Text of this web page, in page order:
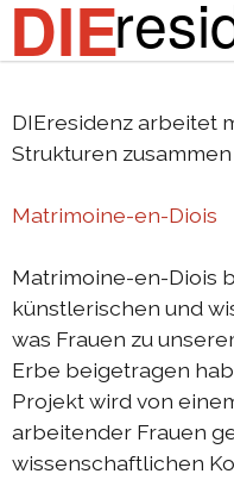
DIE
über uns
DIEresidenz Berlin
Austausch Die-
Austausch Berlin-
DIEresidenz Berlin
DIEresidenz arbeitet
Strukturen zusammen
Matrimoine-en-Diois
Matrimoine-en-Diois
künstlerischen und
was Frauen zu
Erbe beigetragen
Projekt wird von
arbeitender Frauen
wissenschaftlichen